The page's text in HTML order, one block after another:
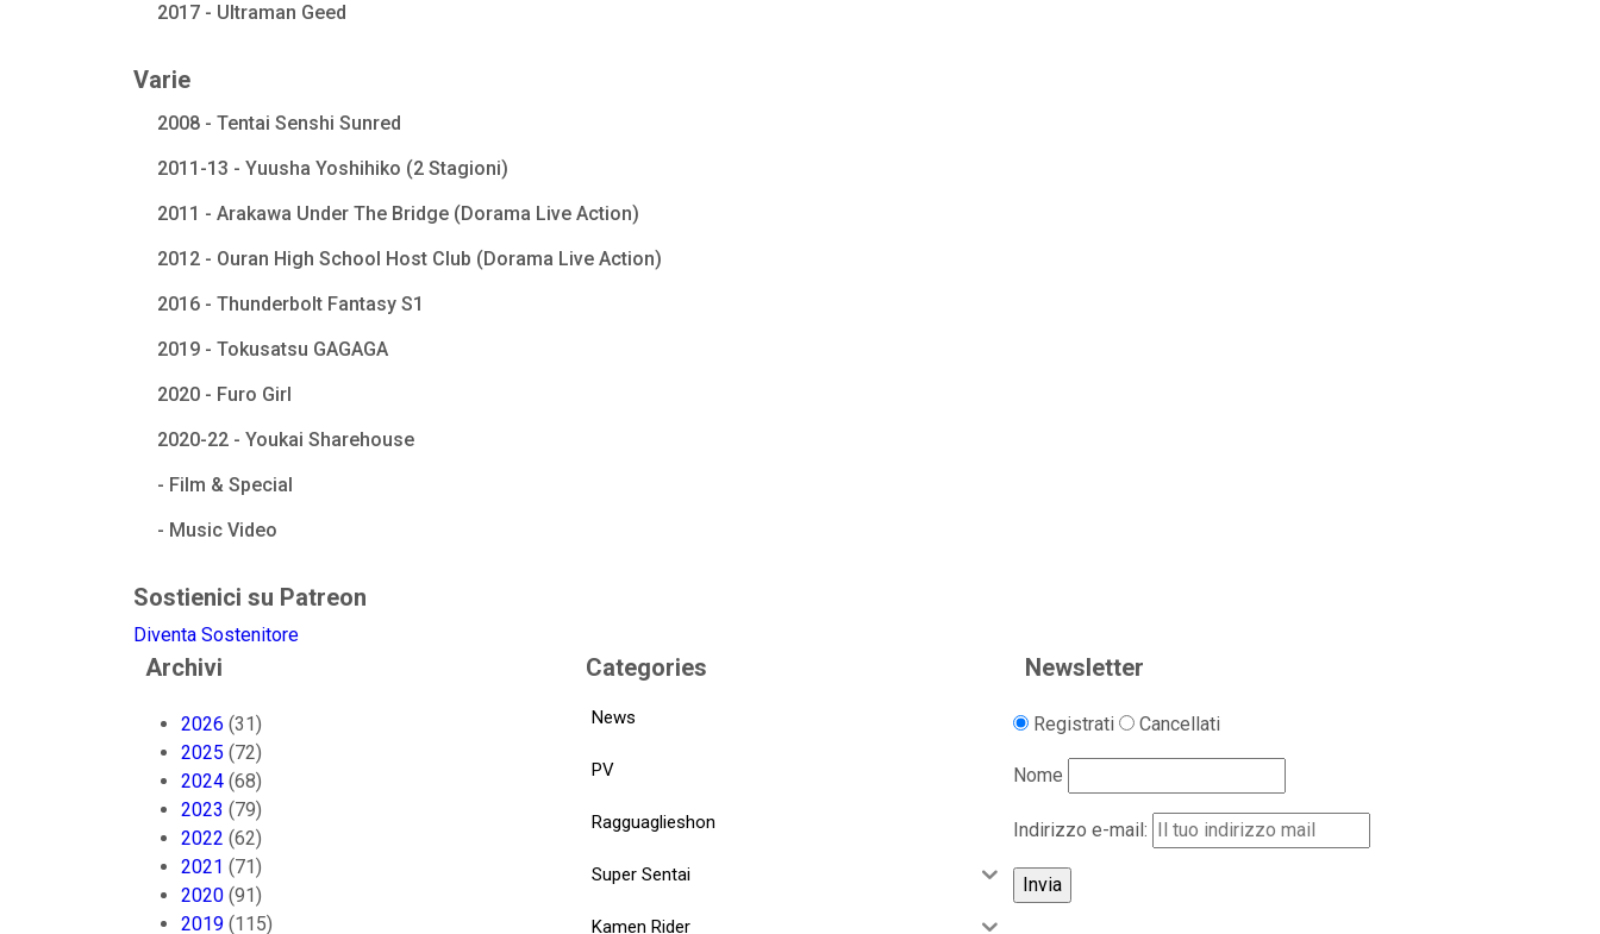
2017 - Ultraman Geed
Varie
2008 - Tentai Senshi Sunred
2011-13 - Yuusha Yoshihiko (2 Stagioni)
2011 - Arakawa Under The Bridge (Dorama Live Action)
2012 - Ouran High School Host Club (Dorama Live Action)
2016 - Thunderbolt Fantasy S1
2019 - Tokusatsu GAGAGA
2020 - Furo Girl
2020-22 - Youkai Sharehouse
- Film & Special
- Music Video
Sostienici su Patreon
Diventa Sostenitore
Archivi
2026 (31)
2025 (72)
2024 (68)
2023 (79)
2022 (62)
2021 (71)
2020 (91)
2019 (115)
Categories
News
PV
Ragguaglieshon
Super Sentai
Kamen Rider
Newsletter
Registrati Cancellati
Nome
Indirizzo e-mail: